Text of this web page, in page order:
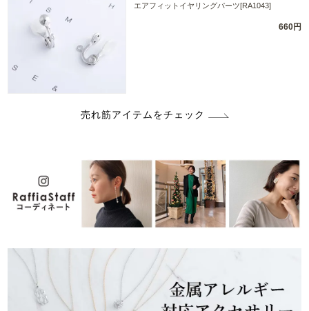
エアフィットイヤリングパーツ[RA1043]
660円
売れ筋アイテムをチェック